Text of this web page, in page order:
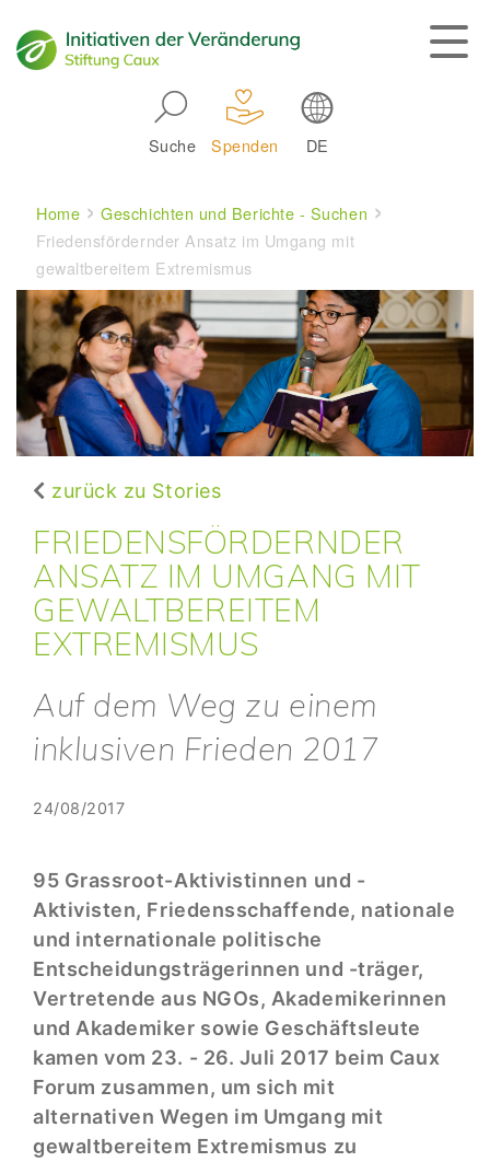
Suche Spenden DE
Breadcrumb
Home
Geschichten und Berichte - Suchen
Friedensfördernder Ansatz im Umgang mit
gewaltbereitem Extremismus
zurück zu Stories
FRIEDENSFÖRDERNDER
ANSATZ IM UMGANG MIT
GEWALTBEREITEM
EXTREMISMUS
Auf dem Weg zu einem
inklusiven Frieden 2017
24/08/2017
95 Grassroot-Aktivistinnen und -
Aktivisten, Friedensschaffende, nationale
und internationale politische
Entscheidungsträgerinnen und -träger,
Vertretende aus NGOs, Akademikerinnen
und Akademiker sowie Geschäftsleute
kamen vom 23. - 26. Juli 2017 beim Caux
Forum zusammen, um sich mit
alternativen Wegen im Umgang mit
gewaltbereitem Extremismus zu